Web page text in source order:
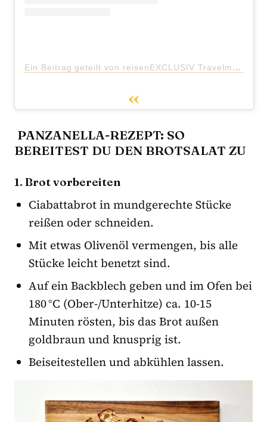
Ein Beitrag geteilt von reisenEXCLUSIV Travelmagazin (@reisen_exclusiv)
PANZANELLA-REZEPT: SO
BEREITEST DU DEN BROTSALAT ZU
1. Brot vorbereiten
Ciabattabrot in mundgerechte Stücke
reißen oder schneiden.
Mit etwas Olivenöl vermengen, bis alle
Stücke leicht benetzt sind.
Auf ein Backblech geben und im Ofen bei
180 °C (Ober-/Unterhitze) ca. 10-15
Minuten rösten, bis das Brot außen
goldbraun und knusprig ist.
Beiseitestellen und abkühlen lassen.